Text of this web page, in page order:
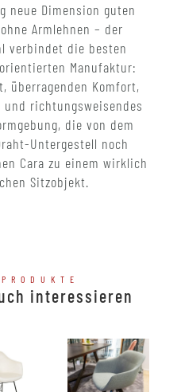
neue Dimension guten
Armlehnen – der
verbindet die besten
Manufaktur:
überragenden Komfort,
richtungsweisendes
die von dem
Untergestell noch
Cara zu einem wirklich
Sitzobjekt.
interessieren